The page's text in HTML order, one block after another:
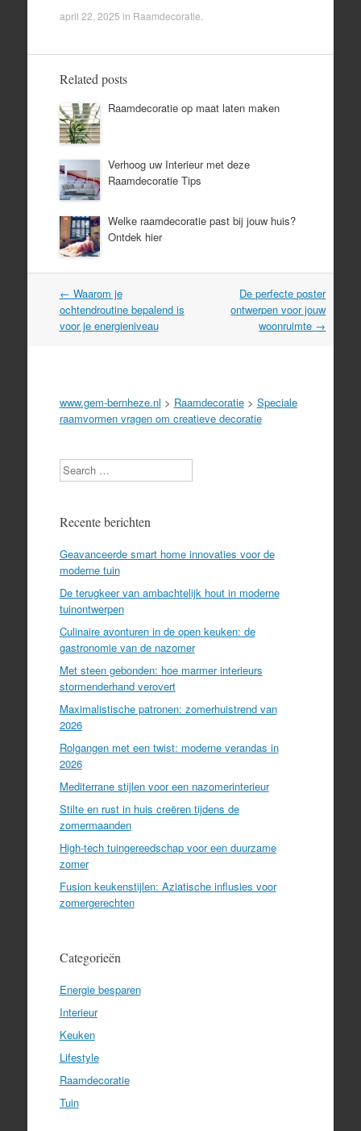
april 22, 2025 in Raamdecoratie
Related posts
Raamdecoratie op maat laten maken
Verhoog uw Interieur met deze
Raamdecoratie Tips
Welke raamdecoratie past bij jouw huis?
Ontdek hier
Post
navigation
← Waarom je
ochtendroutine bepalend is
voor je energieniveau
De perfecte poster
ontwerpen voor jouw
woonruimte →
www.gem-bernheze.nl > Raamdecoratie> Speciale
raamvormen vragen om creatieve decoratie
Search
Recente berichten
Geavanceerde smart home innovaties voor de
moderne tuin
De terugkeer van ambachtelijk hout in moderne
tuinontwerpen
Culinaire avonturen in de open keuken: de
gastronomie van de nazomer
Met steen gebonden: hoe marmer interieurs
stormenderhand verovert
Maximalistische patronen: zomerhuistrend van
2026
Rolgangen met een twist: moderne verandas in
2026
Mediterrane stijlen voor een nazomerinterieur
Stilte en rust in huis creëren tijdens de
zomermaanden
High-tech tuingereedschap voor een duurzame
zomer
Fusion keukenstijlen: Aziatische influsies voor
zomergerechten
Categorieën
Energie besparen
Interieur
Keuken
Lifestyle
Raamdecoratie
Tuin